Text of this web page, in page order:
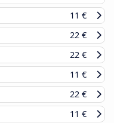
11 €
22 €
22 €
11 €
22 €
11 €